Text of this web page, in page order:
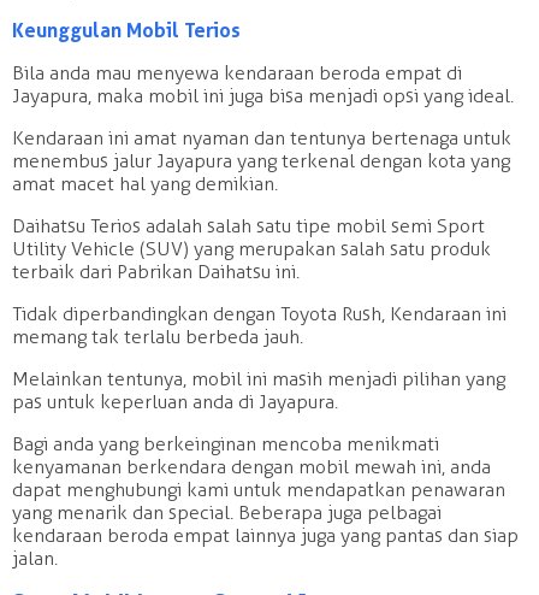
Keunggulan Mobil Terios
Bila anda mau menyewa kendaraan beroda empat di
Jayapura, maka mobil ini juga bisa menjadi opsi yang ideal.
Kendaraan ini amat nyaman dan tentunya bertenaga untuk
menembus jalur Jayapura yang terkenal dengan kota yang
amat macet hal yang demikian.
Daihatsu Terios adalah salah satu tipe mobil semi Sport
Utility Vehicle (SUV) yang merupakan salah satu produk
terbaik dari Pabrikan Daihatsu ini.
Tidak diperbandingkan dengan Toyota Rush, Kendaraan ini
memang tak terlalu berbeda jauh.
Melainkan tentunya, mobil ini masih menjadi pilihan yang
pas untuk keperluan anda di Jayapura.
Bagi anda yang berkeinginan mencoba menikmati
kenyamanan berkendara dengan mobil mewah ini, anda
dapat menghubungi kami untuk mendapatkan penawaran
yang menarik dan special. Beberapa juga pelbagai
kendaraan beroda empat lainnya juga yang pantas dan siap
jalan.